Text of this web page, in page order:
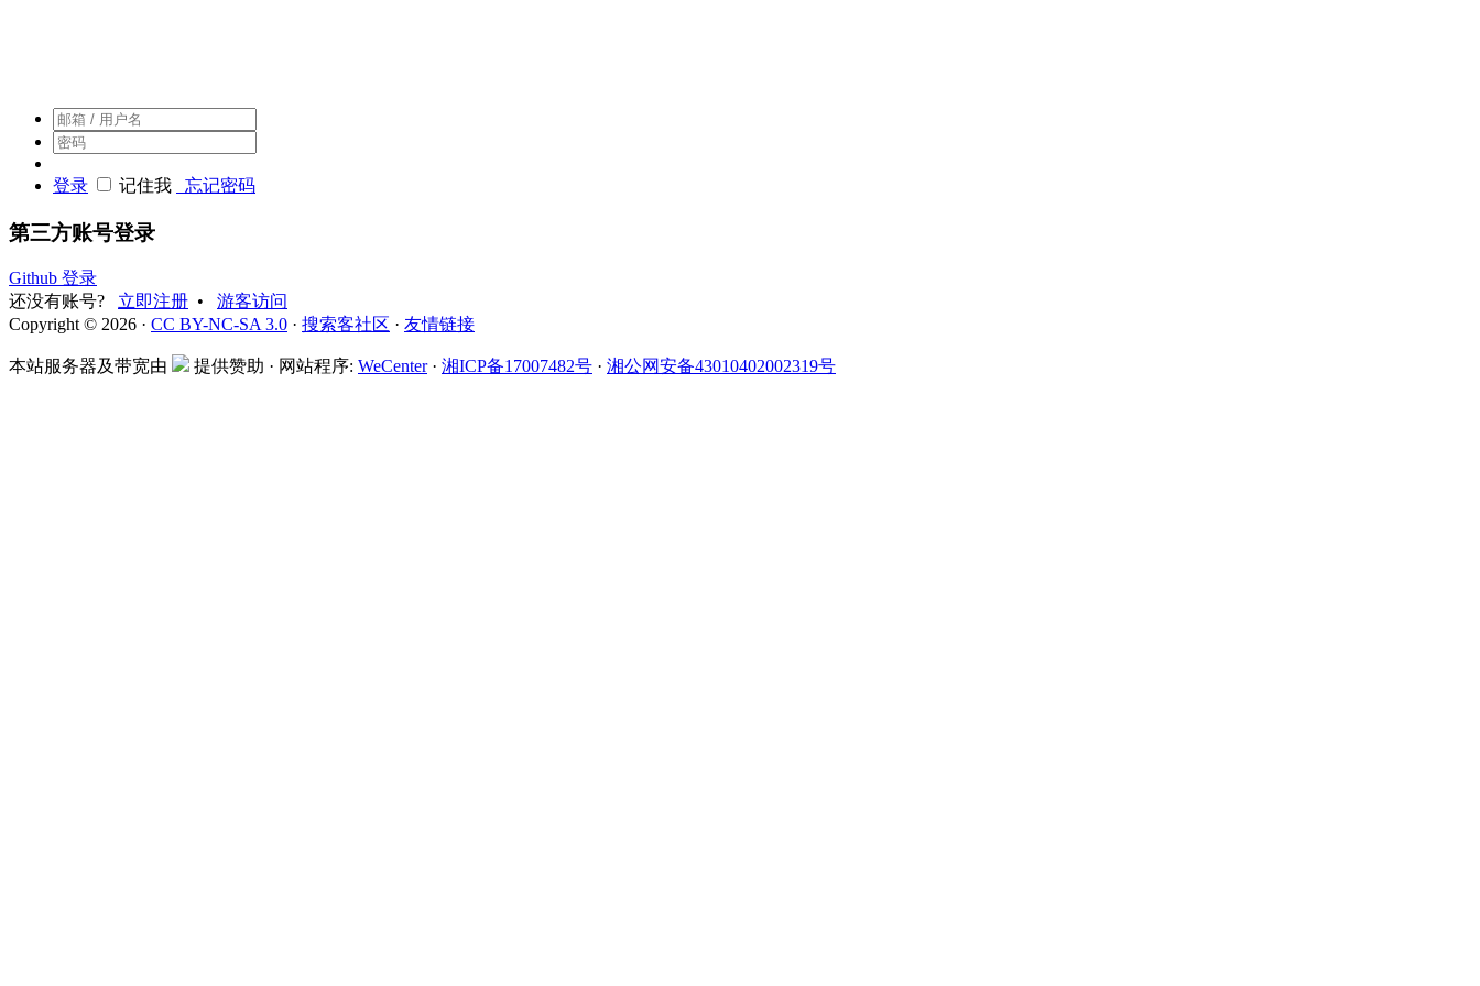
登录 记住我 忘记密码
第三方账号登录
Github 登录
还没有账号?
立即注册 • 游客访问
Copyright © 2026 · CC BY-NC-SA 3.0 · 搜索客社区 · 友情链接
本站服务器及带宽由 提供赞助 · 网站程序: WeCenter· 湘ICP备17007482号 · 湘公网安备43010402002319号